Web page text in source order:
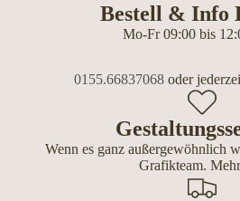
Bestell & Info
Mo-Fr 09:00 bis
0155.66837068oder
Wenn es ganz außergewöhnlich
Grafikteam. Mehr